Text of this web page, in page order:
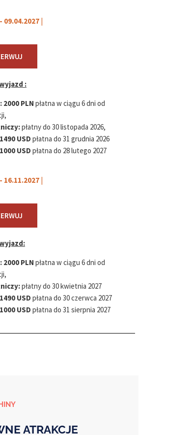
09.04.2027 |
:
2000 PLN płatna w ciągu 6 dni od
płatny do 30 listopada 2026,
1490 USD płatna do 31 grudnia 2026
1000 USD płatna do 28 lutego 2027
16.11.2027 |
2000 PLN płatna w ciągu 6 dni od
płatny do 30 kwietnia 2027
1490 USD płatna do 30 czerwca 2027
1000 USD płatna do 31 sierpnia 2027
ATRAKCJE